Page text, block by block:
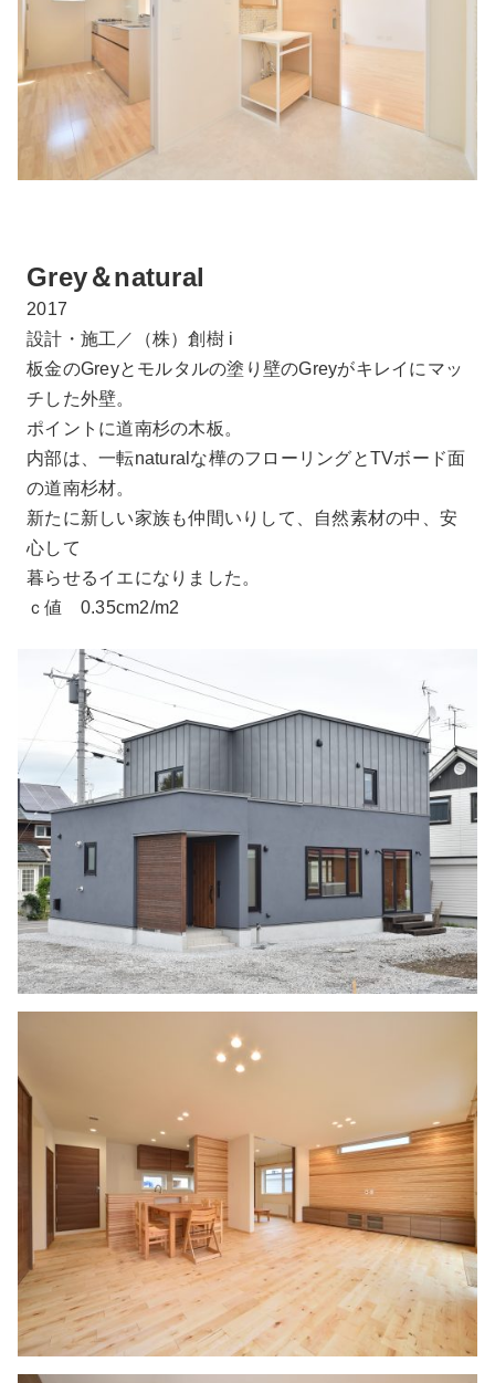
Grey＆natural
2017
設計・施工／（株）創樹 i
板金のGreyとモルタルの塗り壁のGreyがキレイにマッ
チした外壁。
ポイントに道南杉の木板。
内部は、一転naturalな樺のフローリングとTVボード面
の道南杉材。
新たに新しい家族も仲間いりして、自然素材の中、安
心して
暮らせるイエになりました。
ｃ値 0.35cm2/m2